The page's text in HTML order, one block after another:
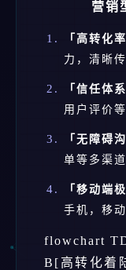
营销
「高转化
力，清晰
「信任体
用户评价
「无障碍
单等多渠
「移动端
手机，移
flowchart
B[高转化着